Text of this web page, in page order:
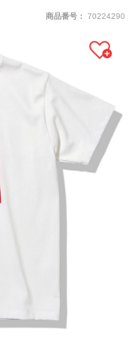
商品番号： 70224290